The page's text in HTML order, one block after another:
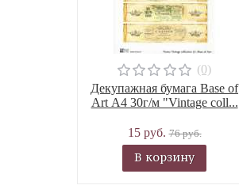
(0)
Декупажная бумага Base of
Art А4 30г/м "Vintage coll...
15 руб.76 руб.
В корзину